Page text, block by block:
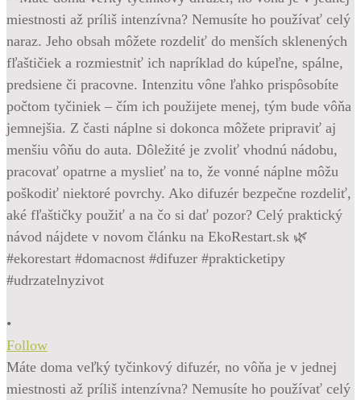
•
Follow
Máte doma veľký tyčinkový difuzér, no vôňa je v jednej
miestnosti až príliš intenzívna? Nemusíte ho používať celý